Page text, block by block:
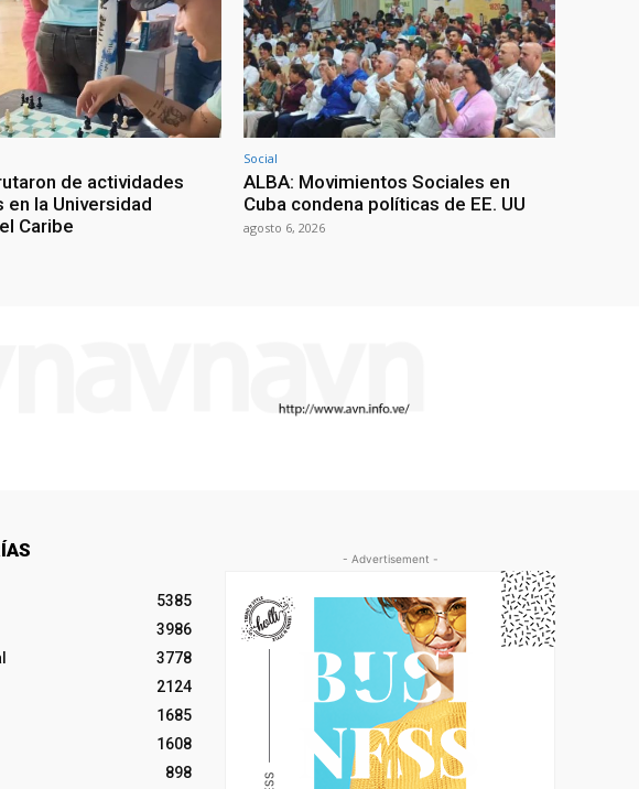
de actividades
en la Universidad
Caribe
Social
ALBA: Movimientos Sociales en
Cuba condena políticas de EE. UU
agosto 6, 2026
5385
3986
3778
2124
1685
1608
898
- Advertisement -